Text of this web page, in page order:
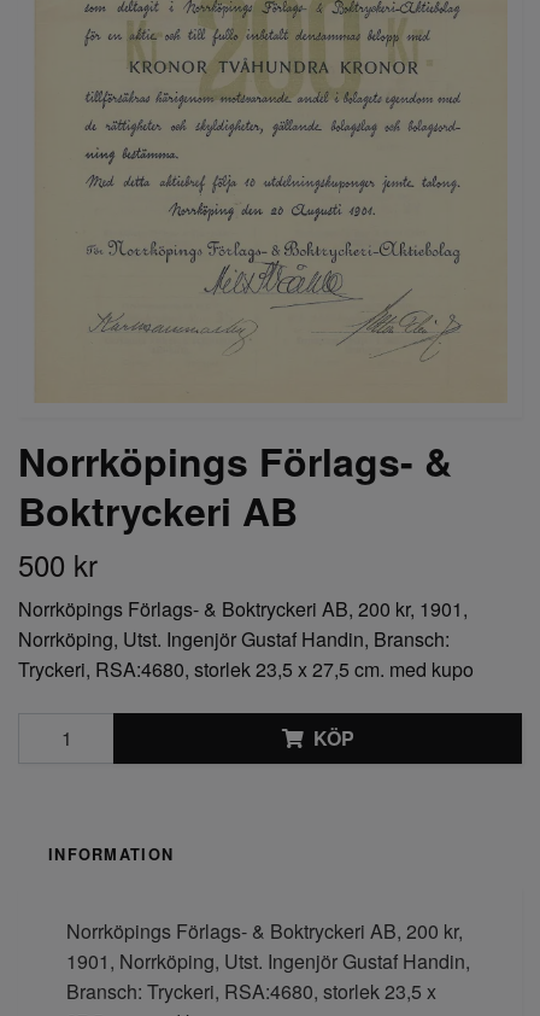
Norrköpings Förlags- &
Boktryckeri AB
500 kr
Norrköpings Förlags- & Boktryckeri AB, 200 kr, 1901,
Norrköping, Utst. Ingenjör Gustaf Handin, Bransch:
Tryckeri, RSA:4680, storlek 23,5 x 27,5 cm. med kupo
KÖP
INFORMATION
Norrköpings Förlags- & Boktryckeri AB, 200 kr,
1901, Norrköping, Utst. Ingenjör Gustaf Handin,
Bransch: Tryckeri, RSA:4680, storlek 23,5 x